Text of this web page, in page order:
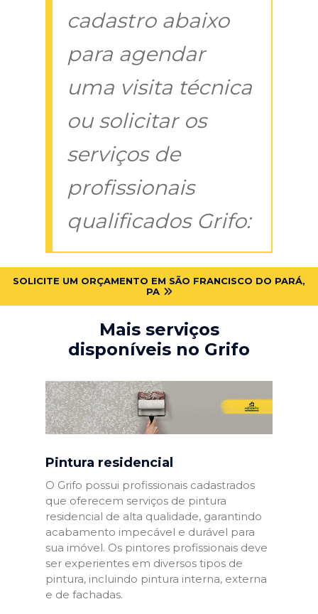
cadastro abaixo
para agendar
uma visita técnica
ou solicitar os
serviços de
profissionais
qualificados Grifo:
SOLICITE UM ORÇAMENTO EM SÃO FRANCISCO DO PARÁ,
PA
Mais serviços
disponíveis no Grifo
Pintura residencial
O Grifo possui profissionais cadastrados
que oferecem serviços de pintura
residencial de alta qualidade, garantindo
acabamento impecável e durável para
sua imóvel. Os pintores profissionais deve
ser experientes em diversos tipos de
pintura, incluindo pintura interna, externa
e de fachadas.